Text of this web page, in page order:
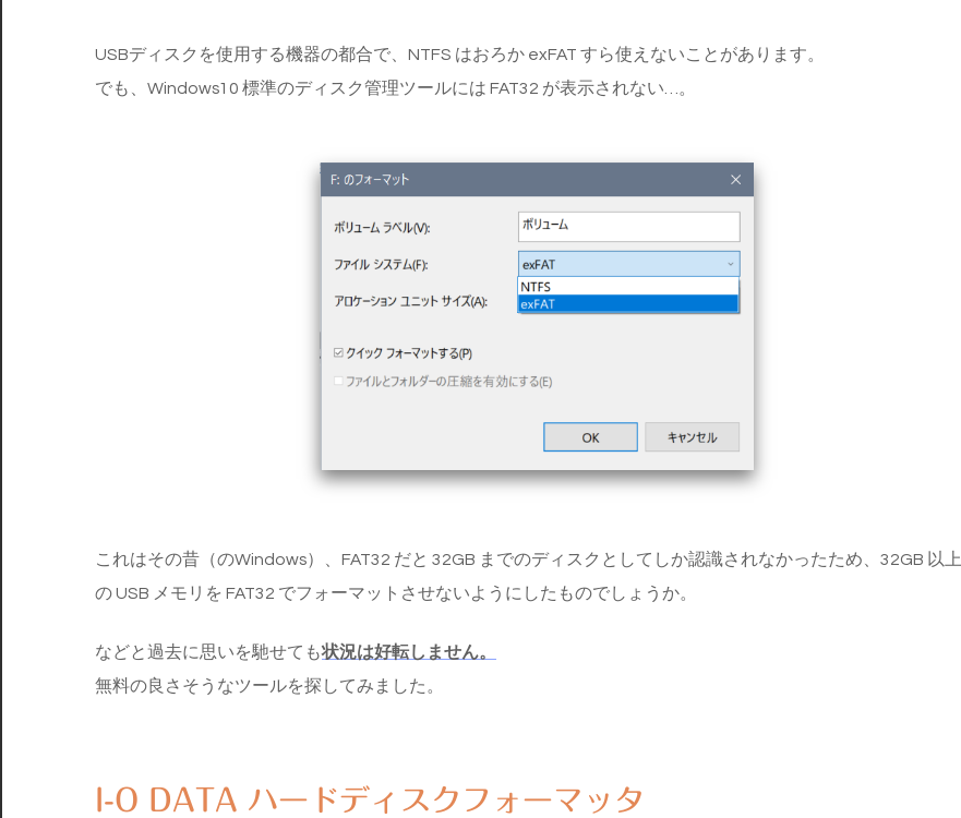
USBディスクを使用する機器の都合で、NTFS はおろか exFAT すら使えないことがあります。
でも、Windows10 標準のディスク管理ツールには FAT32 が表示されない…。
これはその昔（のWindows）、FAT32 だと 32GB までのディスクとしてしか認識されなかったため、32GB 以上
の USB メモリを FAT32 でフォーマットさせないようにしたものでしょうか。
などと過去に思いを馳せても状況は好転しません。
無料の良さそうなツールを探してみました。
I-O DATA ハードディスクフォーマッタ